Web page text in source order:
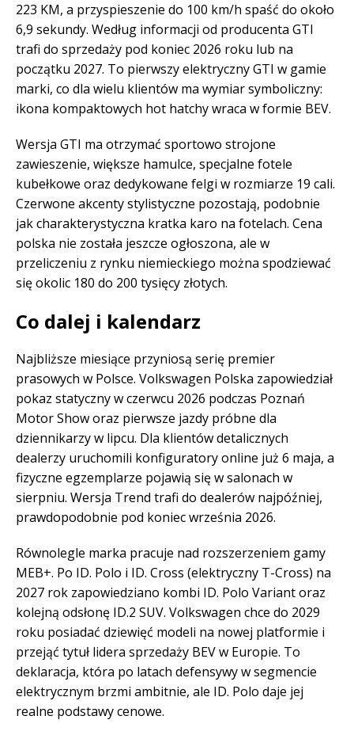
223 KM, a przyspieszenie do 100 km/h spaść do około
6,9 sekundy. Według informacji od producenta GTI
trafi do sprzedaży pod koniec 2026 roku lub na
początku 2027. To pierwszy elektryczny GTI w gamie
marki, co dla wielu klientów ma wymiar symboliczny:
ikona kompaktowych hot hatchy wraca w formie BEV.
Wersja GTI ma otrzymać sportowo strojone
zawieszenie, większe hamulce, specjalne fotele
kubełkowe oraz dedykowane felgi w rozmiarze 19 cali.
Czerwone akcenty stylistyczne pozostają, podobnie
jak charakterystyczna kratka karo na fotelach. Cena
polska nie została jeszcze ogłoszona, ale w
przeliczeniu z rynku niemieckiego można spodziewać
się okolic 180 do 200 tysięcy złotych.
Co dalej i kalendarz
Najbliższe miesiące przyniosą serię premier
prasowych w Polsce. Volkswagen Polska zapowiedział
pokaz statyczny w czerwcu 2026 podczas Poznań
Motor Show oraz pierwsze jazdy próbne dla
dziennikarzy w lipcu. Dla klientów detalicznych
dealerzy uruchomili konfiguratory online już 6 maja, a
fizyczne egzemplarze pojawią się w salonach w
sierpniu. Wersja Trend trafi do dealerów najpóźniej,
prawdopodobnie pod koniec września 2026.
Równolegle marka pracuje nad rozszerzeniem gamy
MEB+. Po ID. Polo i ID. Cross (elektryczny T-Cross) na
2027 rok zapowiedziano kombi ID. Polo Variant oraz
kolejną odsłonę ID.2 SUV. Volkswagen chce do 2029
roku posiadać dziewięć modeli na nowej platformie i
przejąć tytuł lidera sprzedaży BEV w Europie. To
deklaracja, która po latach defensywy w segmencie
elektrycznym brzmi ambitnie, ale ID. Polo daje jej
realne podstawy cenowe.